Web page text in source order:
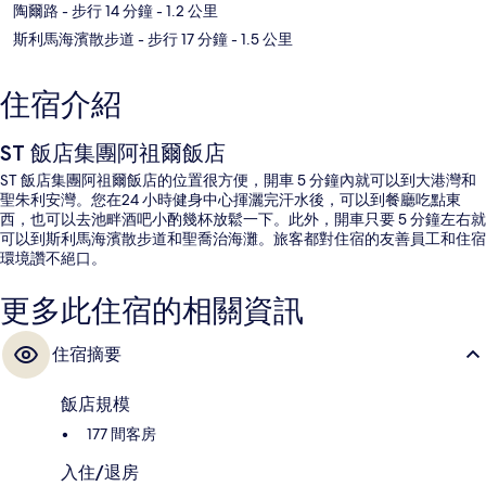
陶爾路 - 步行 14 分鐘- 1.2 公里
斯利馬海濱散步道 - 步行 17 分鐘- 1.5 公里
住宿介紹
ST 飯店集團阿祖爾飯店
ST 飯店集團阿祖爾飯店的位置很方便，開車 5 分鐘內就可以到大港灣和
聖朱利安灣。您在24 小時健身中心揮灑完汗水後，可以到餐廳吃點東
西，也可以去池畔酒吧小酌幾杯放鬆一下。此外，開車只要 5 分鐘左右就
可以到斯利馬海濱散步道和聖喬治海灘。旅客都對住宿的友善員工和住宿
環境讚不絕口。
更多此住宿的相關資訊
住宿摘要
飯店規模
177 間客房
入住/退房